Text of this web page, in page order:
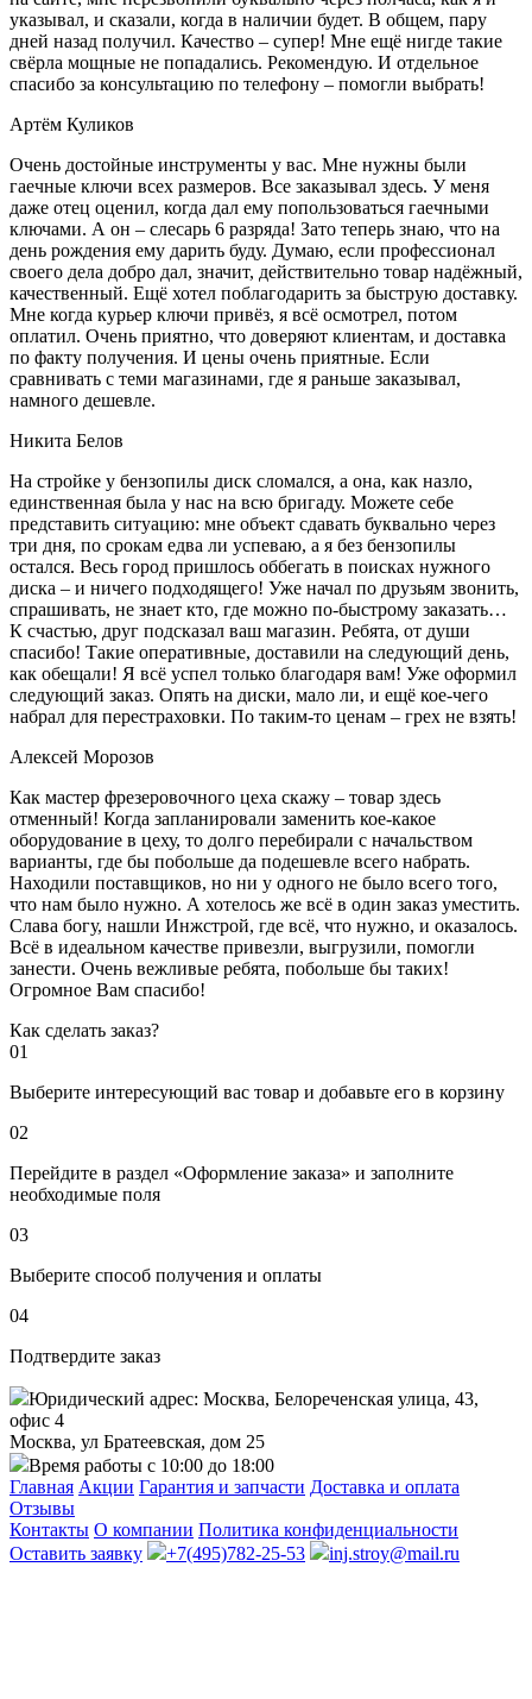
указывал, и сказали, когда в наличии будет. В общем, пару
дней назад получил. Качество – супер! Мне ещё нигде такие
свёрла мощные не попадались. Рекомендую. И отдельное
спасибо за консультацию по телефону – помогли выбрать!
Артём Куликов
Очень достойные инструменты у вас. Мне нужны были
гаечные ключи всех размеров. Все заказывал здесь. У меня
даже отец оценил, когда дал ему попользоваться гаечными
ключами. А он – слесарь 6 разряда! Зато теперь знаю, что на
день рождения ему дарить буду. Думаю, если профессионал
своего дела добро дал, значит, действительно товар надёжный,
качественный. Ещё хотел поблагодарить за быструю доставку.
Мне когда курьер ключи привёз, я всё осмотрел, потом
оплатил. Очень приятно, что доверяют клиентам, и доставка
по факту получения. И цены очень приятные. Если
сравнивать с теми магазинами, где я раньше заказывал,
намного дешевле.
Никита Белов
На стройке у бензопилы диск сломался, а она, как назло,
единственная была у нас на всю бригаду. Можете себе
представить ситуацию: мне объект сдавать буквально через
три дня, по срокам едва ли успеваю, а я без бензопилы
остался. Весь город пришлось оббегать в поисках нужного
диска – и ничего подходящего! Уже начал по друзьям звонить,
спрашивать, не знает кто, где можно по-быстрому заказать…
К счастью, друг подсказал ваш магазин. Ребята, от души
спасибо! Такие оперативные, доставили на следующий день,
как обещали! Я всё успел только благодаря вам! Уже оформил
следующий заказ. Опять на диски, мало ли, и ещё кое-чего
набрал для перестраховки. По таким-то ценам – грех не взять!
Алексей Морозов
Как мастер фрезеровочного цеха скажу – товар здесь
отменный! Когда запланировали заменить кое-какое
оборудование в цеху, то долго перебирали с начальством
варианты, где бы побольше да подешевле всего набрать.
Находили поставщиков, но ни у одного не было всего того,
что нам было нужно. А хотелось же всё в один заказ уместить.
Слава богу, нашли Инжстрой, где всё, что нужно, и оказалось.
Всё в идеальном качестве привезли, выгрузили, помогли
занести. Очень вежливые ребята, побольше бы таких!
Огромное Вам спасибо!
Как сделать заказ?
01
Выберите интересующий вас товар и добавьте его в корзину
02
Перейдите в раздел «Оформление заказа» и заполните
необходимые поля
03
Выберите способ получения и оплаты
04
Подтвердите заказ
Юридический адрес: Москва, Белореченская улица, 43,
офис 4
Москва, ул Братеевская, дом 25
Время работы с 10:00 до 18:00
Главная Акции Гарантия и запчасти Доставка и оплата
Отзывы
Контакты О компании Политика конфиденциальности
Оставить заявку
+7(495)782-25-53 inj.stroy@mail.ru